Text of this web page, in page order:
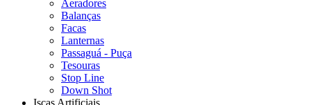
Aeradores
Balanças
Facas
Lanternas
Passaguá - Puça
Tesouras
Stop Line
Down Shot
Iscas Artificiais